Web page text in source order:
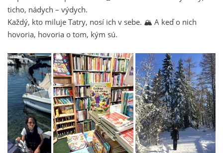
ticho, nádych – výdych.
Každý, kto miluje Tatry, nosí ich v sebe. 🏔️ A keď o nich
hovoria, hovoria o tom, kým sú.